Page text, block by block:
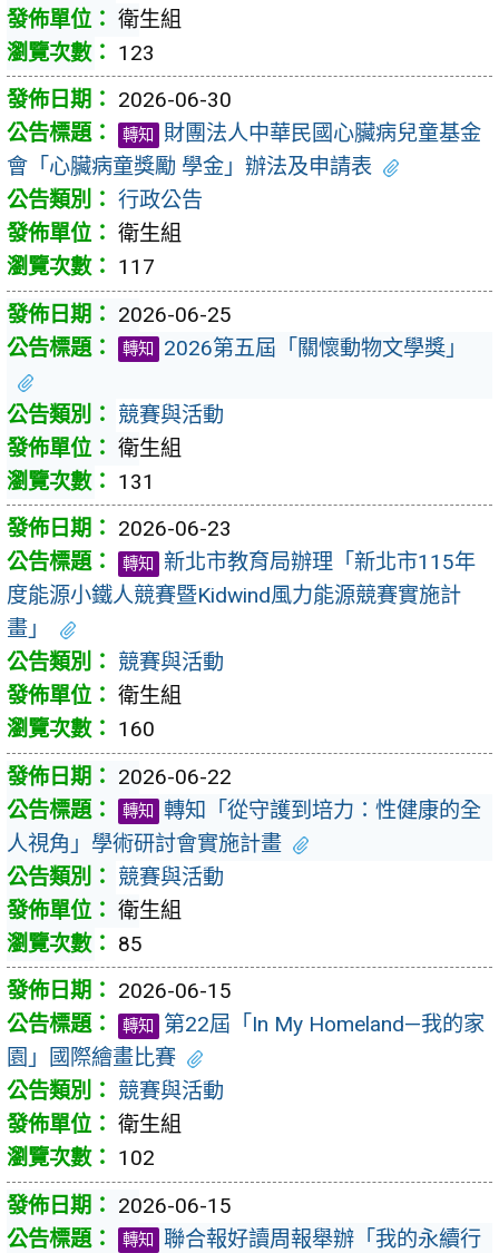
衛生組
123
2026-06-30
轉知
財團法人中華民國心臟病兒童基金
會「心臟病童獎勵 學金」辦法及申請表
行政公告
衛生組
117
2026-06-25
轉知 2026第五屆「關懷動物文學獎」
競賽與活動
衛生組
131
2026-06-23
轉知
新北市教育局辦理「新北市115年
度能源小鐵人競賽暨Kidwind風力能源競賽實施計
畫」
競賽與活動
衛生組
160
2026-06-22
轉知
轉知「從守護到培力：性健康的全
人視角」學術研討會實施計畫
競賽與活動
衛生組
85
2026-06-15
轉知
第22屆「In My Homeland—我的家
園」國際繪畫比賽
競賽與活動
衛生組
102
2026-06-15
轉知
聯合報好讀周報舉辦「我的永續行